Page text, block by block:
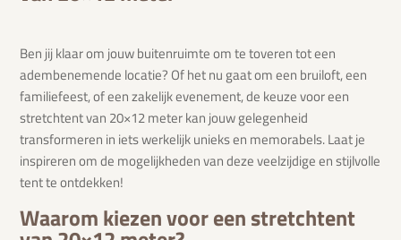
Ben jij klaar om jouw buitenruimte om te toveren tot een
adembenemende locatie? Of het nu gaat om een bruiloft, een
familiefeest, of een zakelijk evenement, de keuze voor een
stretchtent van 20×12 meter kan jouw gelegenheid
transformeren in iets werkelijk unieks en memorabels. Laat je
inspireren om de mogelijkheden van deze veelzijdige en stijlvolle
tent te ontdekken!
Waarom kiezen voor een stretchtent